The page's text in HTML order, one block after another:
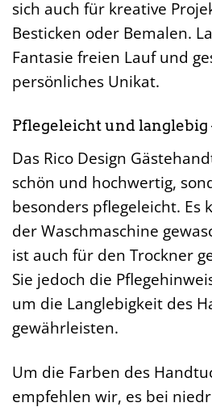
sich auch für kreative
Besticken oder Bemalen.
Fantasie freien Lauf und
persönliches Unikat.
Pflegeleicht und langlebig
Das Rico Design
schön und hochwertig,
besonders pflegeleicht. Es
der Waschmaschine
ist auch für den Trockner
Sie jedoch die
um die Langlebigkeit des
gewährleisten.
Um die Farben des
empfehlen wir, es bei